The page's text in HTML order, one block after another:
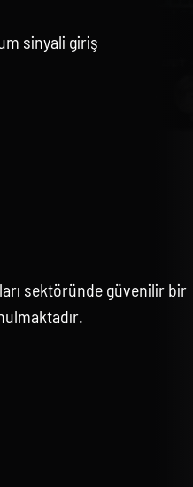
sinyali giriş
sektöründe güvenilir bir